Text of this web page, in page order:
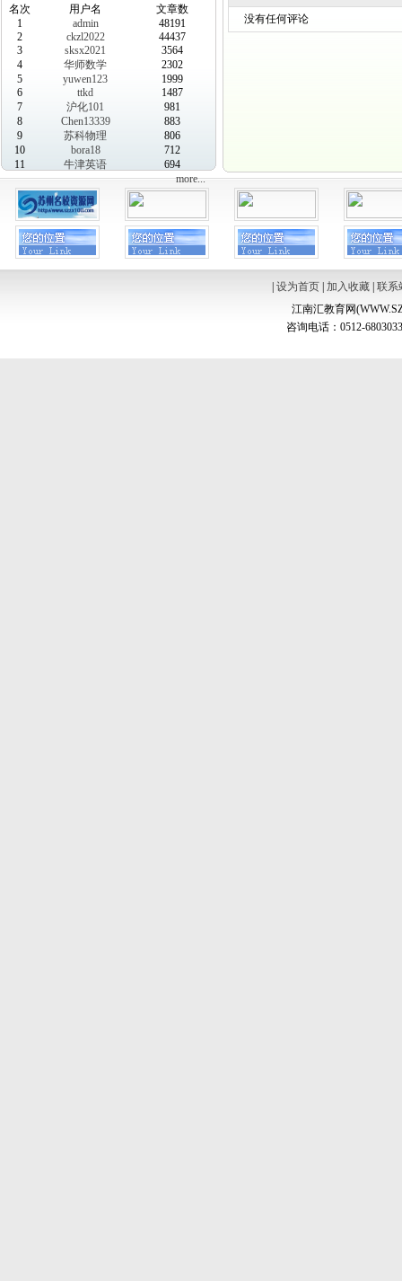
名次 用户名
文章数
1
admin
48191
2
ckzl2022
44437
3
sksx2021
3564
4
华师数学
2302
5
yuwen123
1999
6
ttkd
1487
7
沪化101
981
8
Chen13339
883
9
苏科物理
806
10
bora18
712
11
牛津英语
694
more...
没有任何评论
设为首页| 加入收藏| 联系
江南汇教育网
咨询电话：0512-